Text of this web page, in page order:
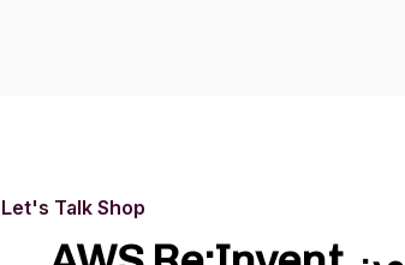
Let's Talk Shop